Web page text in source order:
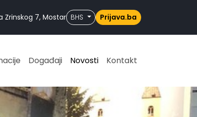
Zrinskog 7, Mostar BHS Prijava.ba
Događaji Novosti Kontakt